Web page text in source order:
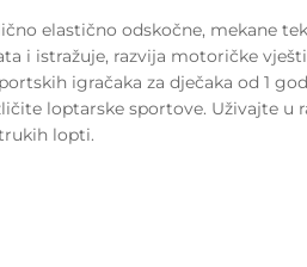
elastično odskočne, mekane
i istražuje, razvija motoričke
igračaka za dječaka od 1
loptarske sportove. Uživajte u
lopti.